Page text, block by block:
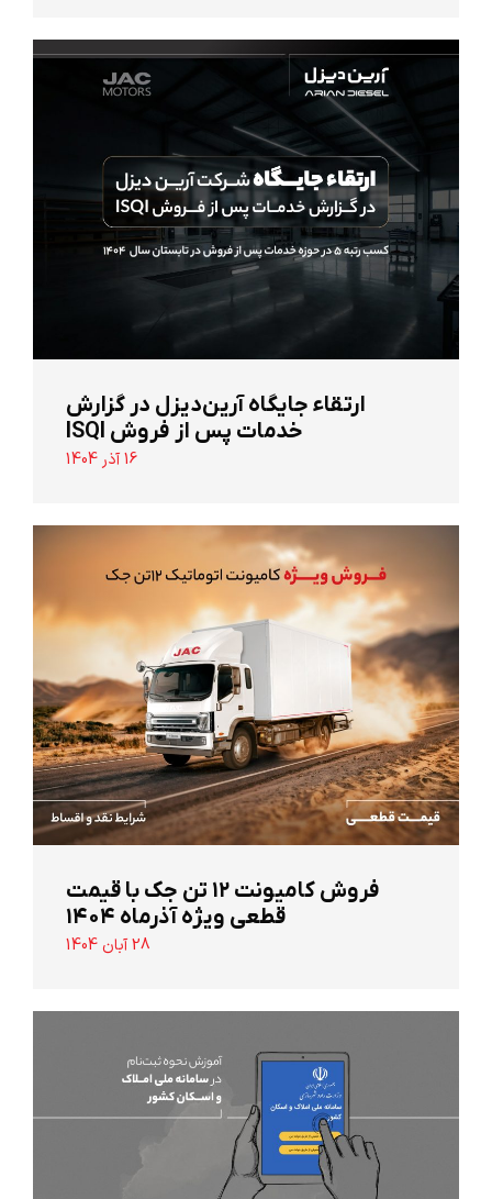
ارتقاء جایگاه آرین‌دیزل در گزارش
خدمات پس از فروش ISQI
16 آذر 1404
‌فروش کامیونت ۱۲ تن جک با قیمت
قطعی ویژه آذرماه ۱۴۰۴
28 آبان 1404